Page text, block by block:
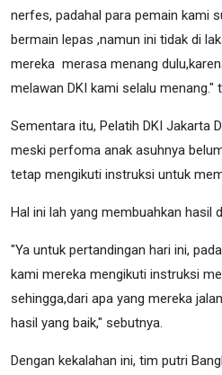
nerfes, padahal para pemain kami
bermain lepas ,namun ini tidak di
mereka merasa menang
melawan DKI kami selalu
Sementara itu, Pelatih DKI Jakarta
meski perfoma anak asuhnya
tetap mengikuti instruksi untuk
Hal ini lah yang membuahkan hasil
"Ya untuk pertandingan hari ini,
kami mereka mengikuti instruksi
sehingga,dari apa yang mereka
hasil yang baik," sebutnya.
Dengan kekalahan ini, tim putri